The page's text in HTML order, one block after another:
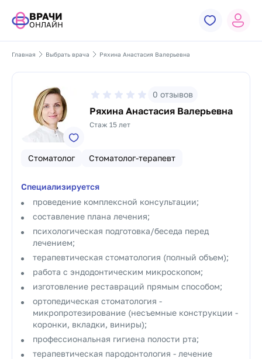
ВРАЧИ
ОНЛАЙН
Главная Выбрать врача Ряхина Анастасия Валерьевна
0 отзывов
Ряхина Анастасия Валерьевна
Стаж 15 лет
Стоматолог Стоматолог-терапевт
Специализируется
проведение комплексной консультации;
составление плана лечения;
психологическая подготовка/беседа перед
лечением;
терапевтическая стоматология (полный объем);
работа с эндодонтическим микроскопом;
изготовление реставраций прямым способом;
ортопедическая стоматология -
микропротезирование (несъемные конструкции -
коронки, вкладки, виниры);
профессиональная гигиена полости рта;
терапевтическая пародонтология - лечение